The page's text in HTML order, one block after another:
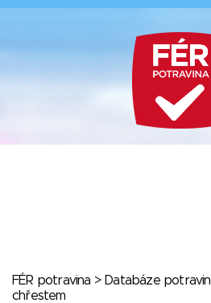
FÉR potravina > Databáze potravin
chřestem